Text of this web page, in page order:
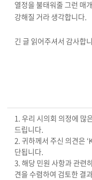
열정을 불태워줄 그런 매
강해질 거라 생각합니다.
긴 글 읽어주셔서 감사합
1. 우리 시의회 의정에 많
드립니다.
2. 귀하께서 주신 의견은
단됩니다.
3. 해당 민원 사항과 관련
견을 수렴하여 검토한 결